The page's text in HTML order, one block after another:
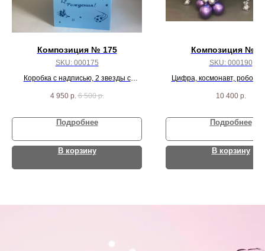
Композиция № 175
SKU: 000175
Коробка с надписью, 2 звезды с
шаров
4 950 р. 6 500 р.
Подробнее
В корзину
Композиция №
SKU: 000190
Цифра, космонавт, робот,
10 400 р.
Подробнее
В корзину